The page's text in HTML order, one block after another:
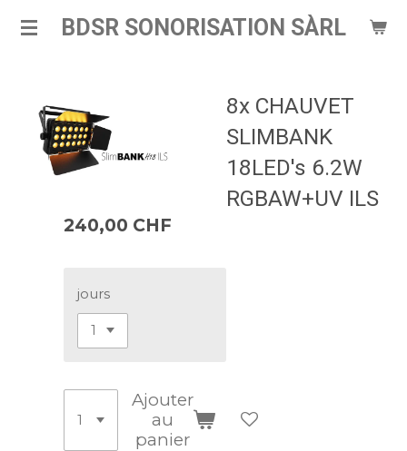
Passer
BDSR SONORISATION SÀRL
8x CHAUVET
SLIMBANK
18LED's 6.2W
RGBAW+UV ILS
240,00 CHF
jours
Ajouter
au
panier